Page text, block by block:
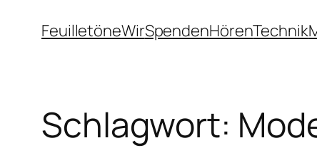
InhaltFeuilletöneWirSpendenHörenTechnik
Schlagwort: